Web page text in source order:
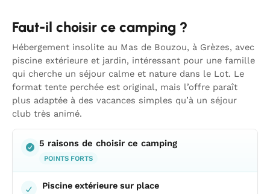
Faut-il choisir ce camping ?
Hébergement insolite au Mas de Bouzou, à Grèzes, avec
piscine extérieure et jardin, intéressant pour une famille
qui cherche un séjour calme et nature dans le Lot. Le
format tente perchée est original, mais l’offre paraît
plus adaptée à des vacances simples qu’à un séjour
club très animé.
5 raisons de choisir ce camping
POINTS FORTS
Piscine extérieure sur place